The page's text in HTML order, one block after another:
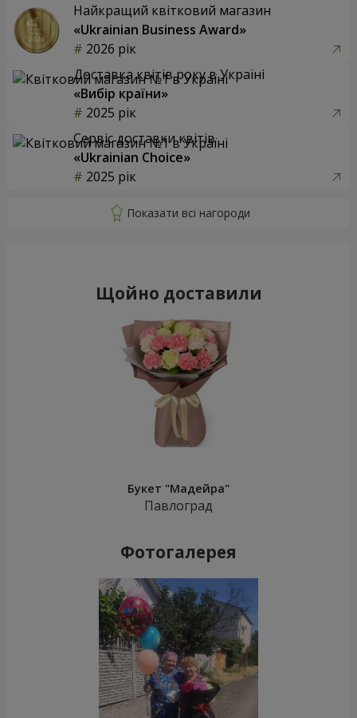
Найкращий квітковий магазин
«Ukrainian Business Award»
2026 рік
Доставка квітів року в Україні
«Вибір країни»
2025 рік
Сервіс доставки квітів
«Ukrainian Choice»
2025 рік
Щойно доставили
Букет "Мадейра"
Павлоград
Фотогалерея